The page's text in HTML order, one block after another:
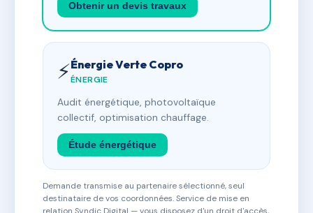
Obtenir un devis travaux
⚡Énergie Verte Copro
ÉNERGIE
Audit énergétique, photovoltaïque
collectif, optimisation chauffage.
Étude énergétique
Demande transmise au partenaire sélectionné, seul
destinataire de vos coordonnées. Service de mise en